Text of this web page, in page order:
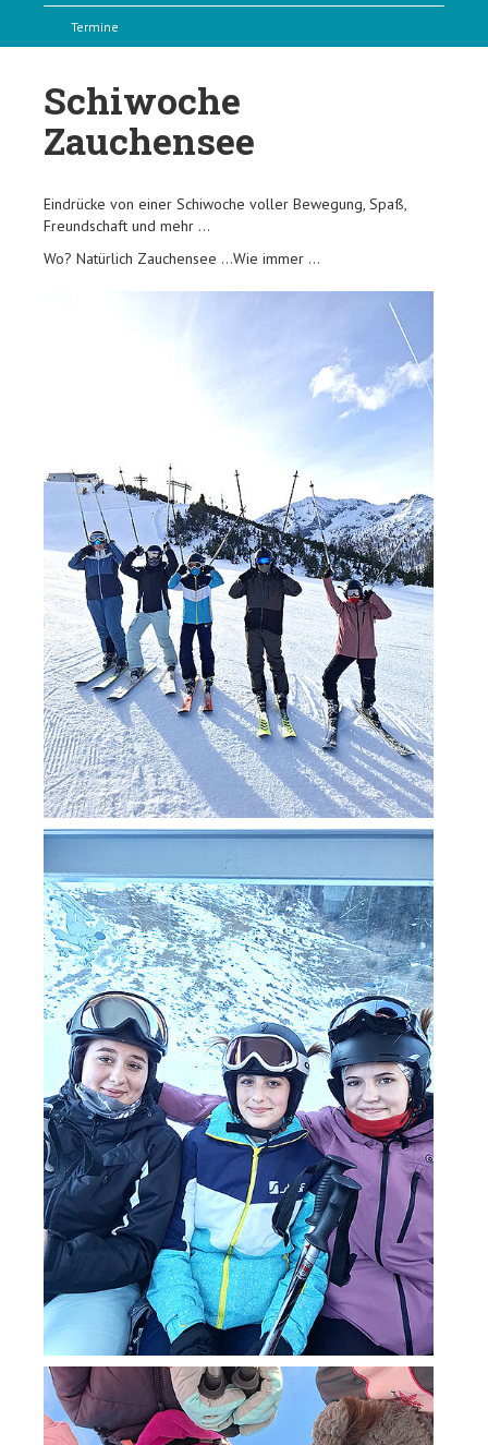
Termine
Schiwoche
Zauchensee
Eindrücke von einer Schiwoche voller Bewegung, Spaß,
Freundschaft und mehr …
Wo? Natürlich Zauchensee …Wie immer …